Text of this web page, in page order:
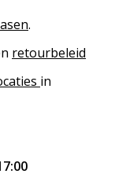
.
retourbeleid
in